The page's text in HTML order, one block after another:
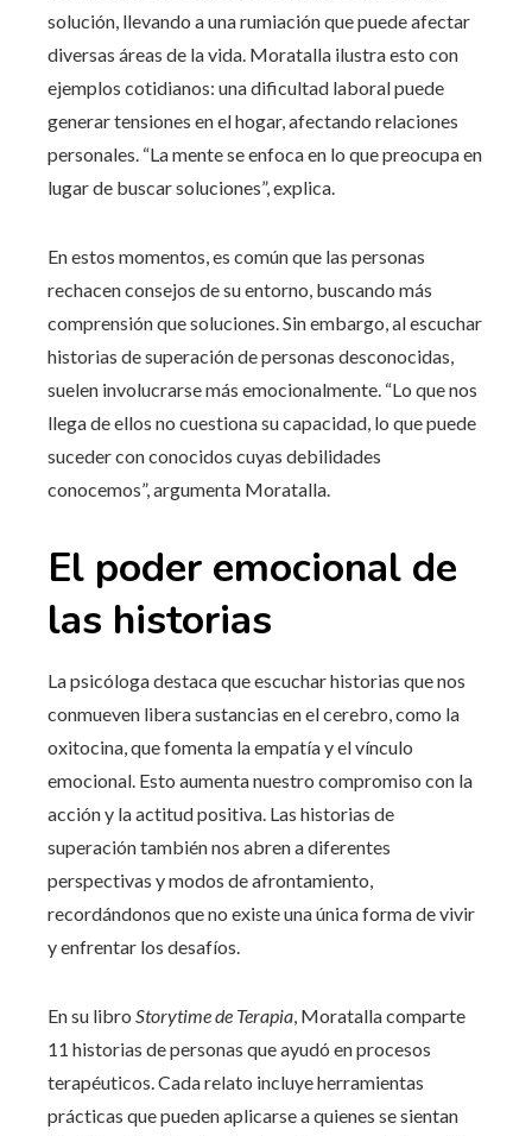
solución, llevando a una rumiación que puede afectar
diversas áreas de la vida. Moratalla ilustra esto con
ejemplos cotidianos: una dificultad laboral puede
generar tensiones en el hogar, afectando relaciones
personales. “La mente se enfoca en lo que preocupa en
lugar de buscar soluciones”, explica.
En estos momentos, es común que las personas
rechacen consejos de su entorno, buscando más
comprensión que soluciones. Sin embargo, al escuchar
historias de superación de personas desconocidas,
suelen involucrarse más emocionalmente. “Lo que nos
llega de ellos no cuestiona su capacidad, lo que puede
suceder con conocidos cuyas debilidades
conocemos”, argumenta Moratalla.
El poder emocional de
las historias
La psicóloga destaca que escuchar historias que nos
conmueven libera sustancias en el cerebro, como la
oxitocina, que fomenta la empatía y el vínculo
emocional. Esto aumenta nuestro compromiso con la
acción y la actitud positiva. Las historias de
superación también nos abren a diferentes
perspectivas y modos de afrontamiento,
recordándonos que no existe una única forma de vivir
y enfrentar los desafíos.
En su libro Storytime de Terapia, Moratalla comparte
11 historias de personas que ayudó en procesos
terapéuticos. Cada relato incluye herramientas
prácticas que pueden aplicarse a quienes se sientan